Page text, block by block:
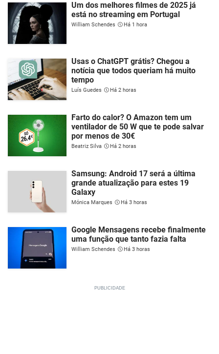
Um dos melhores filmes de 2025 já
está no streaming em Portugal
William Schendes Há 1 hora
Usas o ChatGPT grátis? Chegou a
notícia que todos queriam há muito
tempo
Luís Guedes Há 2 horas
Farto do calor? O Amazon tem um
ventilador de 50 W que te pode salvar
por menos de 30€
Beatriz Silva Há 2 horas
Samsung: Android 17 será a última
grande atualização para estes 19
Galaxy
Mónica Marques Há 3 horas
Google Mensagens recebe finalmente
uma função que tanto fazia falta
William Schendes Há 3 horas